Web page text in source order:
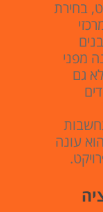
בחירת
מפני
גם
עונה